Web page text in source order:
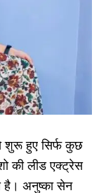
शुरू हुए सिर्फ कुछ
की लीड एक्ट्रेस
है। अनुष्का सेन